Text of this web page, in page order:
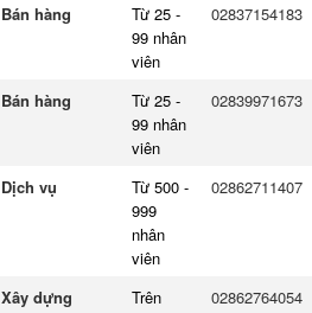
Bán hàng
Từ 25 -
99 nhân
viên
02837154183
Bán hàng
Từ 25 -
99 nhân
viên
02839971673
Dịch vụ
Từ 500 -
999
nhân
viên
02862711407
Xây dựng
Trên
02862764054